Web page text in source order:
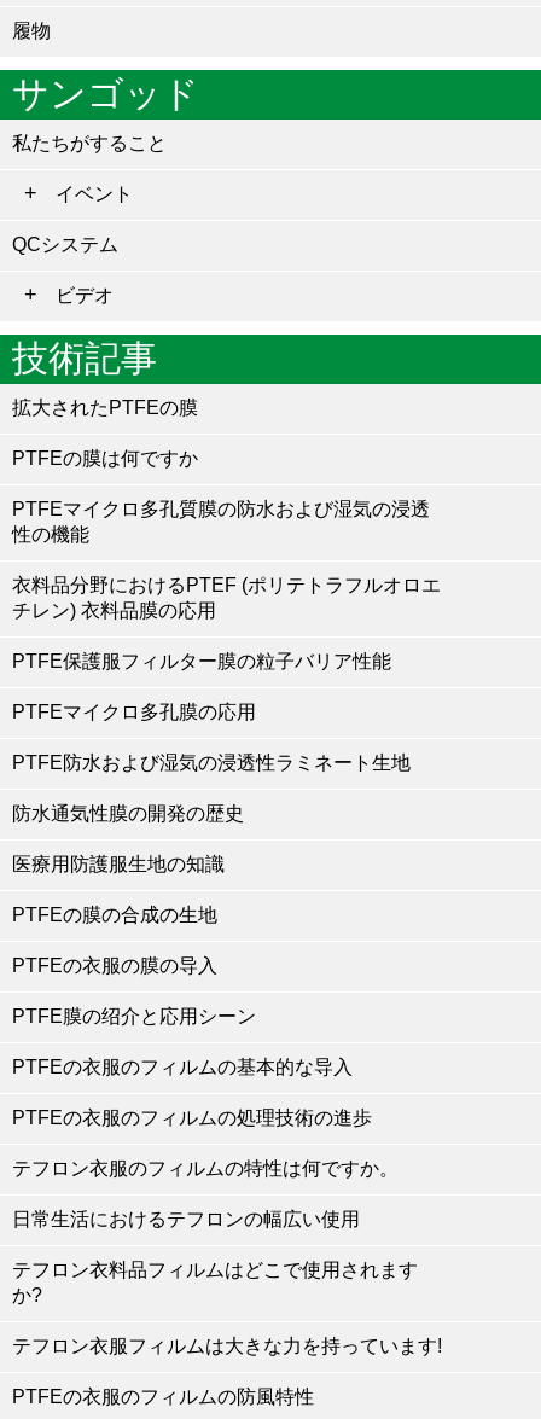
履物
サンゴッド
私たちがすること
イベント
QCシステム
ビデオ
技術記事
拡大されたPTFEの膜
PTFEの膜は何ですか
PTFEマイクロ多孔質膜の防水および湿気の浸透
性の機能
衣料品分野におけるPTEF (ポリテトラフルオロエ
チレン) 衣料品膜の応用
PTFE保護服フィルター膜の粒子バリア性能
PTFEマイクロ多孔膜の応用
PTFE防水および湿気の浸透性ラミネート生地
防水通気性膜の開発の歴史
医療用防護服生地の知識
PTFEの膜の合成の生地
PTFEの衣服の膜の导入
PTFE膜の绍介と応用シーン
PTFEの衣服のフィルムの基本的な导入
PTFEの衣服のフィルムの処理技術の進歩
テフロン衣服のフィルムの特性は何ですか。
日常生活におけるテフロンの幅広い使用
テフロン衣料品フィルムはどこで使用されます
か?
テフロン衣服フィルムは大きな力を持っています!
PTFEの衣服のフィルムの防風特性